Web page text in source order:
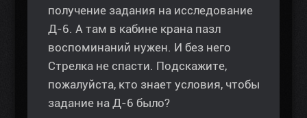
получение задания на исследование
Д-6. А там в кабине крана пазл
воспоминаний нужен. И без него
Стрелка не спасти. Подскажите,
пожалуйста, кто знает условия, чтобы
задание на Д-6 было?